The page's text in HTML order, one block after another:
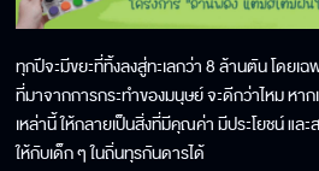
ทุกปีจะมีขยะที่ทิ้งลงสู่ทะเลกว่า 8 ล้านตัน โดยเ
ที่มาจากการกระทำของมนุษย์ จะดีกว่าไหม หา
เหล่านี้ ให้กลายเป็นสิ่งที่มีคุณค่า มีประโยชน์ แล
ให้กับเด็ก ๆ ในถิ่นทุรกันดารได้